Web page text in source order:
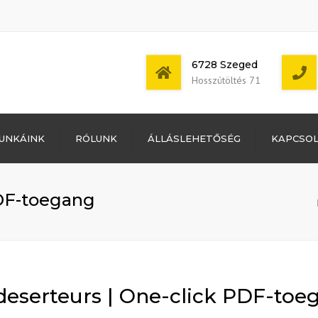
Bejegyzések
WordPress
Mon - Sat: 7:00 -
6728 Szeged
Hosszútöltés 71
RÓLUNK ÁLLÁSLEHETŐSÉG
toegang
| One-click PDF-